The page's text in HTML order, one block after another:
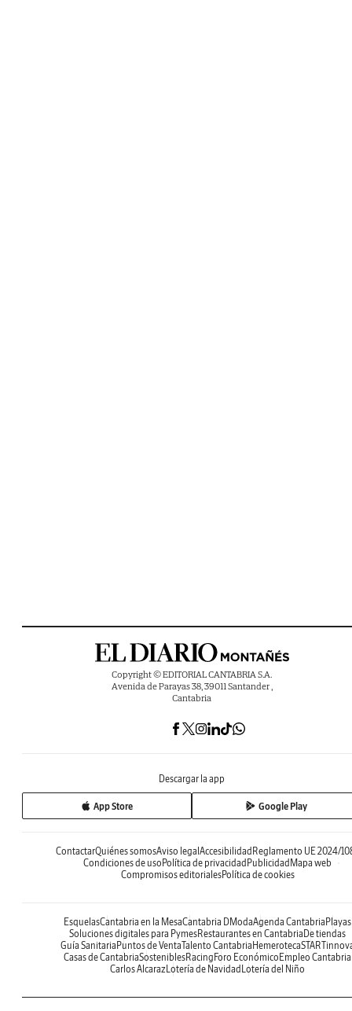
Copyright © EDITORIAL CANTABRIA S.A.
Avenida de Parayas 38, 39011 Santander ,
Cantabria
Descargar la app
App Store Google Play
ContactarQuiénes somosAviso legal Accesibilidad Reglamento UE 2024/
Condiciones de uso Política de privacidad Publicidad Mapa web
Compromisos editorialesPolítica de cookies
EsquelasCantabria en la MesaCantabria DModaAgenda Cantabria Playas
Soluciones digitales para PymesRestaurantes en Cantabria De tiendas
Guía Sanitaria Puntos de VentaTalento Cantabria Hemeroteca
Casas de CantabriaSosteniblesRacing Foro Económico Empleo Cantabria
Carlos AlcarazLotería de Navidad Lotería del Niño